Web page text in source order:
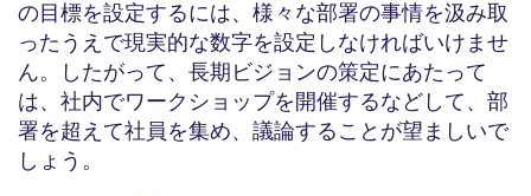
の目標を設定するには、様々な部署の事情を汲み取
ったうえで現実的な数字を設定しなければいけませ
ん。したがって、長期ビジョンの策定にあたって
は、社内でワークショップを開催するなどして、部
署を超えて社員を集め、議論することが望ましいで
しょう。